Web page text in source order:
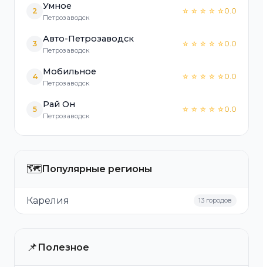
2 Умное
Петрозаводск
☆ ☆ ☆ ☆ ☆0.0
3 Авто-Петрозаводск
Петрозаводск
☆ ☆ ☆ ☆ ☆0.0
4 Мобильное
Петрозаводск
☆ ☆ ☆ ☆ ☆0.0
5 Рай Он
Петрозаводск
☆ ☆ ☆ ☆ ☆0.0
🗺️Популярные регионы
Карелия 13 городов
📌 Полезное